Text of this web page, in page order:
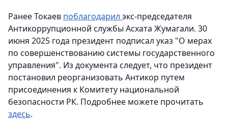
Ранее Токаев поблагодарил экс-председателя
Антикоррупционной службы Асхата Жумагали. 30
июня 2025 года президент подписал указ "О мерах
по совершенствованию системы государственного
управления". Из документа следует, что президент
постановил реорганизовать Антикор путем
присоединения к Комитету национальной
безопасности РК. Подробнее можете прочитать
здесь.